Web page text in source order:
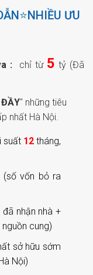
ƯU
: chỉ từ 5 tỷ (Đã
" những tiêu
nhất Hà Nội.
suất 12tháng,
(số vốn bỏ ra
nhận nhà +
cung)
sở hữu sớm
Nội)